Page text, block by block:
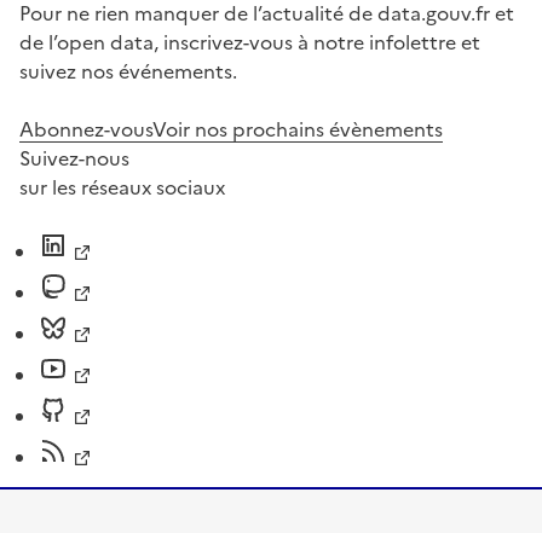
Pour ne rien manquer de l’actualité de data.gouv.fr et
de l’open data, inscrivez-vous à notre infolettre et
suivez nos événements.
Abonnez-vousVoir nos prochains évènements
Suivez-nous
sur les réseaux sociaux